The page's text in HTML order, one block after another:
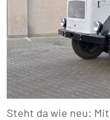
Steht da wie neu: